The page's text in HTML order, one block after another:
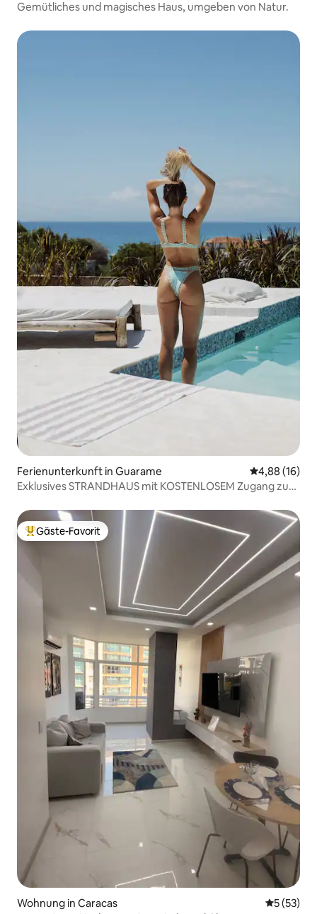
Gemütliches und magisches Haus, umgeben von Natur.
Ferienunterkunft in Guarame
4,88 (16)
Exklusives STRANDHAUS mit KOSTENLOSEM Zugang zum
Beliebter Gäste-Favorit.
Gäste-Favorit
Wohnung in Caracas
5 (53)